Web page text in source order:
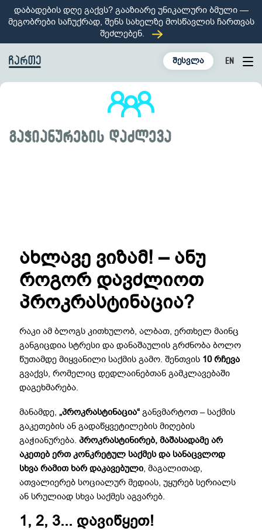
დაბადების დღე გაქვს? გააზიარე უნიკალური ბმული —
მეგობრები საჩუქრად, შენს სახელზე მოსწავლის ჩართვას
შეძლებენ.
შესვლა EN
გაჭიანურების დაძლევა
ახლავე ვიზამ! – ანუ
როგორ დავძლიოთ
პროკრასტინაცია?
რაკი ამ ბლოგს კითხულობ, ალბათ, ერთხელ მაინც
განგიცდია სტრესი და დანაშაულის გრძნობა ბოლო
წუთამდე მიყვანილი საქმის გამო. შენთვის 10 რჩევა
გვაქვს, რომელიც დედლაინებთან გამკლავებაში
დაგეხმარება.
მანამდე, „პროკრასტინაცია“ განვმარტოთ – საქმის
გაკეთების ან გადაწყვეტილების მიღების
გაჭიანურება. პროკრასტინირებ, მაშასადამე არ
აკეთებ ერთ კონკრეტულ საქმეს და სანაცვლოდ
სხვა რამით ხარ დაკავებული, მაგალითად,
ათვალიერებ სოციალურ მედიას, უყურებ სერიალს
ან სრულიად სხვა საქმეს აგვარებ.
1, 2, 3... დავიწყეთ!